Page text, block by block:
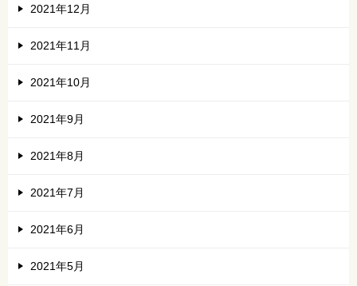
2021年12月
2021年11月
2021年10月
2021年9月
2021年8月
2021年7月
2021年6月
2021年5月